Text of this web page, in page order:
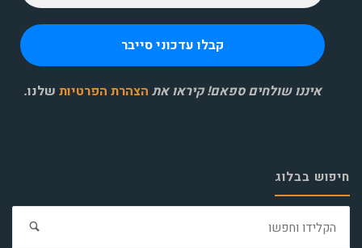
איננו שולחים ספאם! קיראו את הצהרת הפרטיות שלנו.
חיפוש בבלוג